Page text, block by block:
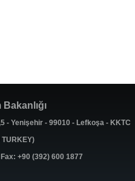
- Yenişehir - 99010 - Lefkoşa - KKTC
+90 (392) 600 1877